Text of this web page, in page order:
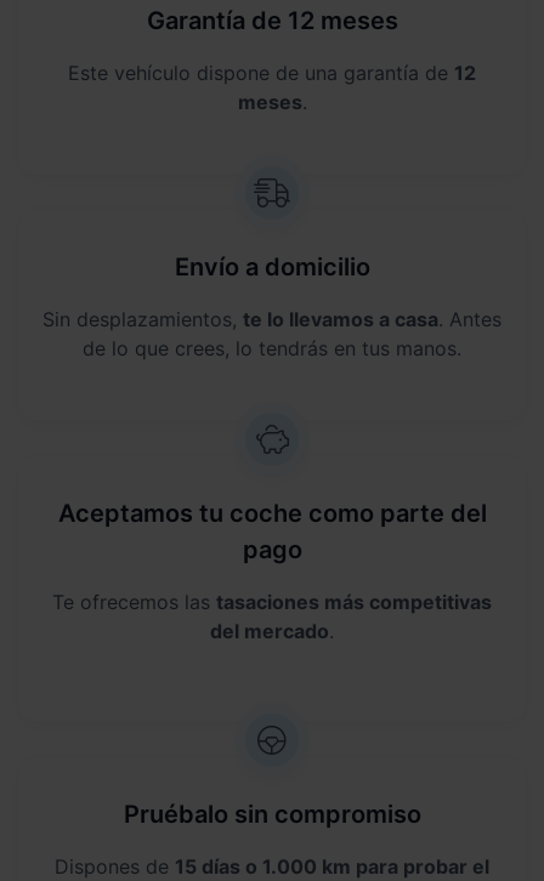
Garantía de 12 meses
Este vehículo dispone de una garantía de 12
meses.
Envío a domicilio
Sin desplazamientos, te lo llevamos a casa. Antes
de lo que crees, lo tendrás en tus manos.
Aceptamos tu coche como parte del
pago
Te ofrecemos las tasaciones más competitivas
del mercado.
Pruébalo sin compromiso
Dispones de 15 días o 1.000 km para probar el